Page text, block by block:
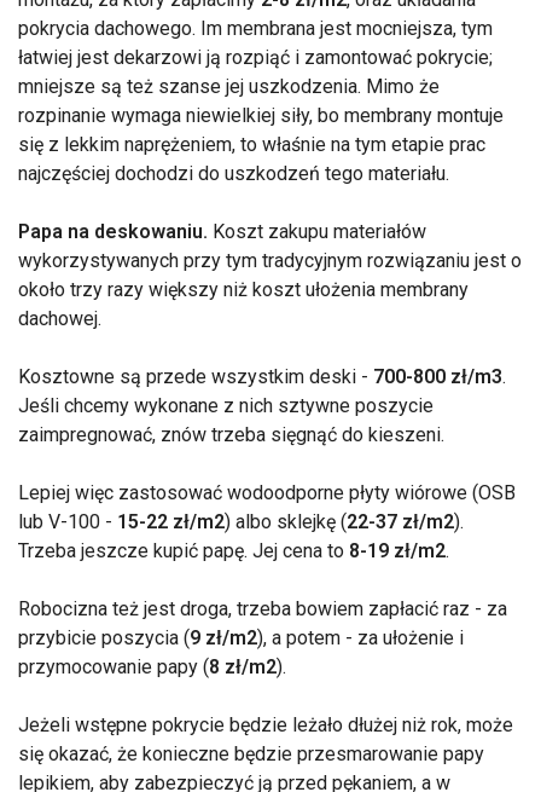
pokrycia dachowego. Im membrana jest mocniejsza, tym
łatwiej jest dekarzowi ją rozpiąć i zamontować pokrycie;
mniejsze są też szanse jej uszkodzenia. Mimo że
rozpinanie wymaga niewielkiej siły, bo membrany montuje
się z lekkim naprężeniem, to właśnie na tym etapie prac
najczęściej dochodzi do uszkodzeń tego materiału.
Papa na deskowaniu. Koszt zakupu materiałów
wykorzystywanych przy tym tradycyjnym rozwiązaniu jest o
około trzy razy większy niż koszt ułożenia membrany
dachowej.
Kosztowne są przede wszystkim deski - 700-800 zł/m3.
Jeśli chcemy wykonane z nich sztywne poszycie
zaimpregnować, znów trzeba sięgnąć do kieszeni.
Lepiej więc zastosować wodoodporne płyty wiórowe (OSB
lub V-100 - 15-22 zł/m2) albo sklejkę (22-37 zł/m2).
Trzeba jeszcze kupić papę. Jej cena to 8-19 zł/m2.
Robocizna też jest droga, trzeba bowiem zapłacić raz - za
przybicie poszycia (9 zł/m2), a potem - za ułożenie i
przymocowanie papy (8 zł/m2).
Jeżeli wstępne pokrycie będzie leżało dłużej niż rok, może
się okazać, że konieczne będzie przesmarowanie papy
lepikiem, aby zabezpieczyć ją przed pękaniem, a w